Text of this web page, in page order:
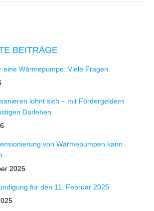
BEITRÄGE
eine Wärmepumpe: Viele Fragen
lohnt sich – mit Fördergeldern
Darlehen
von Wärmepumpen kann
2025
für den 11. Februar 2025